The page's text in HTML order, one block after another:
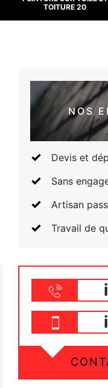
TOITURE 20
NOS
Devis et
Sans
Artisan
Travail de